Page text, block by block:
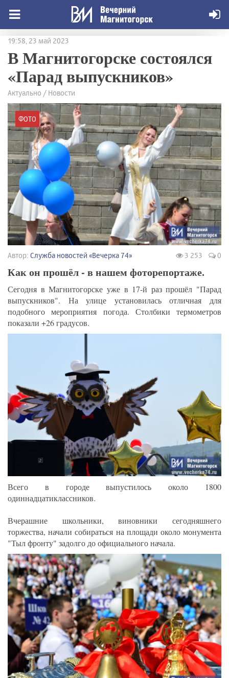
19:58, 23 май 2023
В Магнитогорске состоялся
«Парад выпускников»
Актуально / Новости
ФОТО
Автор: Служба новостей «Вечерка 74» 3 253 0
Как он прошёл - в нашем фоторепортаже.
Сегодня в Магнитогорске уже в 17-й раз прошёл "Парад
выпускников". На улице установилась отличная для
подобного мероприятия погода. Столбики термометров
показали +26 градусов.
Всего в городе выпустилось около 1800
одиннадцатиклассников.
Вчерашние школьники, виновники сегодняшнего
торжества, начали собираться на площади около монумента
"Тыл фронту" задолго до официального начала.